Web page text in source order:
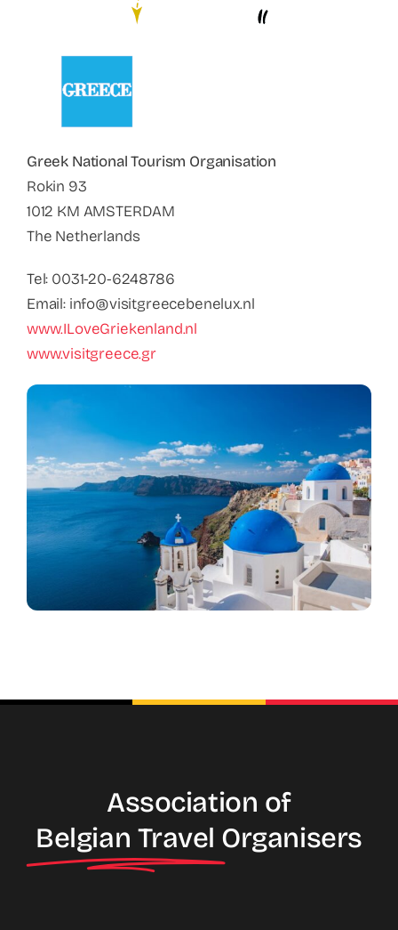
Français
Nederlands
Greek National Tourism Organisation
Rokin 93
1012 KM AMSTERDAM
The Netherlands
Tel: 0031-20-6248786
Email: info@visitgreecebenelux.nl
www.ILoveGriekenland.nl
www.visitgreece.gr
Association of
Belgian Travel Organisers